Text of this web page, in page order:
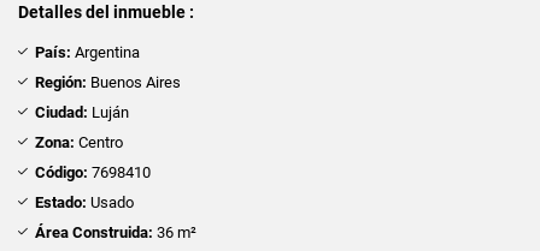
Detalles del inmueble :
País: Argentina
Región: Buenos Aires
Ciudad: Luján
Zona: Centro
Código: 7698410
Estado: Usado
Área Construida: 36 m²